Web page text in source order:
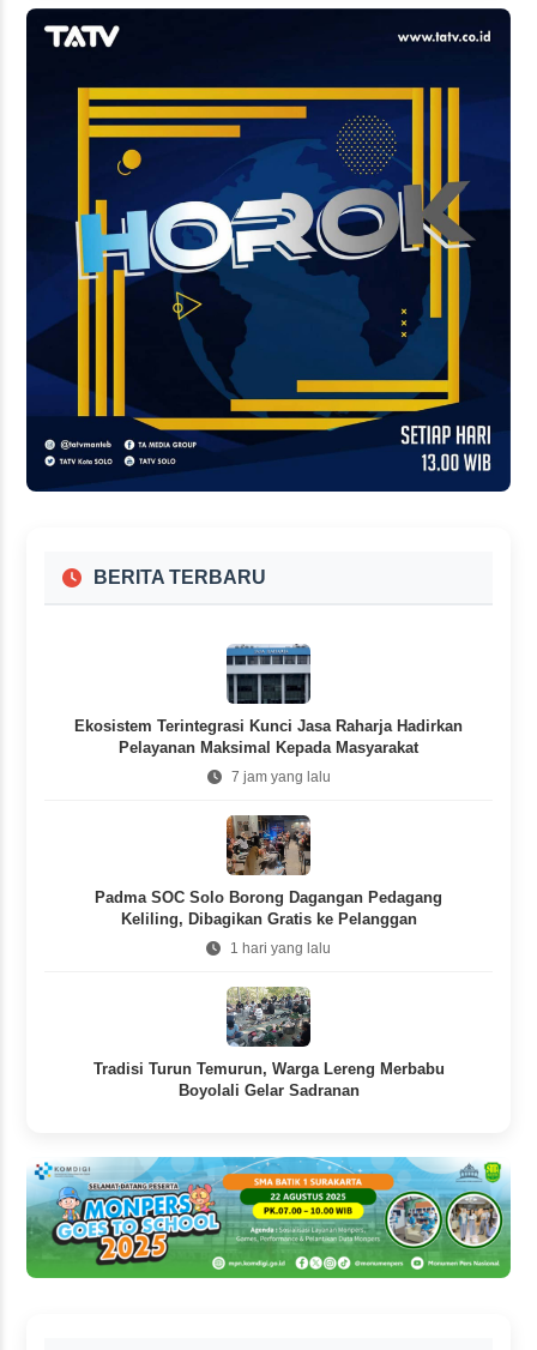
BERITA TERBARU
Ekosistem Terintegrasi Kunci Jasa Raharja Hadirkan
Pelayanan Maksimal Kepada Masyarakat
7 jam yang lalu
Padma SOC Solo Borong Dagangan Pedagang
Keliling, Dibagikan Gratis ke Pelanggan
1 hari yang lalu
Tradisi Turun Temurun, Warga Lereng Merbabu
Boyolali Gelar Sadranan